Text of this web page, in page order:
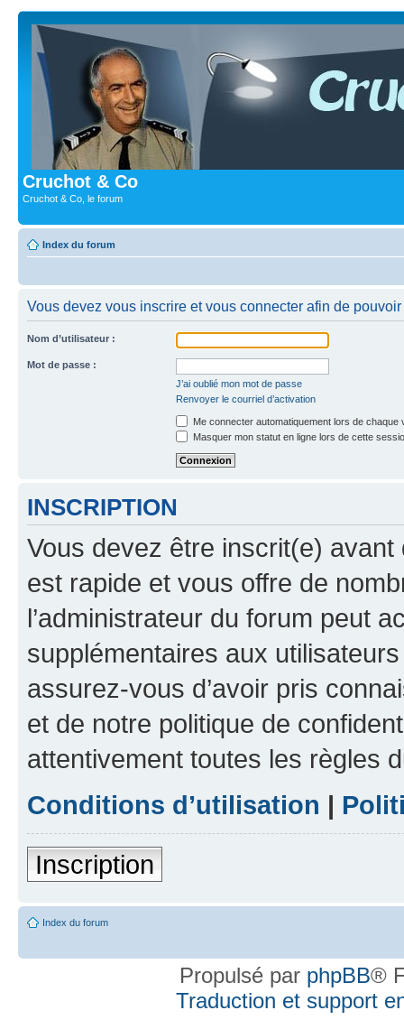
Cruchot & Co
Cruchot & Co, le forum
Index du forum
Vous devez vous inscrire et vous connecter afin de
Nom d’utilisateur :
Mot de passe :
J’ai oublié mon mot de passe
Renvoyer le courriel d’activation
Me connecter automatiquement lors de chaque
Masquer mon statut en ligne lors de cette
INSCRIPTION
Vous devez être inscrit(e) avant
est rapide et vous offre de
l’administrateur du forum peut
supplémentaires aux
assurez-vous d’avoir pris
et de notre politique de
attentivement toutes les règles
Conditions d’utilisation |
Inscription
Index du forum
Propulsé par phpBB®
Traduction et support